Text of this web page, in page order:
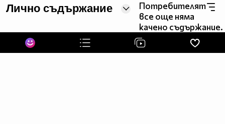
Лично съдържание
Потребителят
все още няма
качено съдържание.